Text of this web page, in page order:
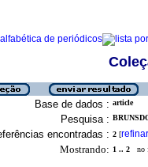
Base de dados : article
Pesquisa :
encontradas : 2 [refinar
Mostrando: 1 .. 2 no